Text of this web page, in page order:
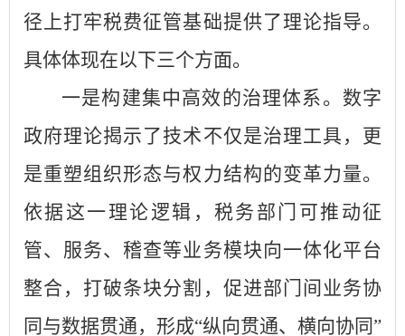
径上打牢税费征管基础提供了理论指导。
具体体现在以下三个方面。
一是构建集中高效的治理体系。数字
政府理论揭示了技术不仅是治理工具，更
是重塑组织形态与权力结构的变革力量。
依据这一理论逻辑，税务部门可推动征
管、服务、稽查等业务模块向一体化平台
整合，打破条块分割，促进部门间业务协
同与数据贯通，形成“纵向贯通、横向协同”